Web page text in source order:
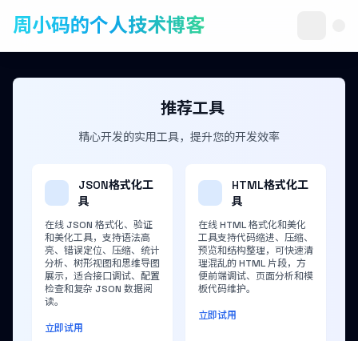
周小码的个人技术博客
推荐工具
精心开发的实用工具，提升您的开发效率
JSON格式化工
具
在线 JSON 格式化、验证
和美化工具，支持语法高
亮、错误定位、压缩、统计
分析、树形视图和思维导图
展示，适合接口调试、配置
检查和复杂 JSON 数据阅
读。
立即试用
HTML格式化工
具
在线 HTML 格式化和美化
工具支持代码缩进、压缩、
预览和结构整理，可快速清
理混乱的 HTML 片段，方
便前端调试、页面分析和模
板代码维护。
立即试用